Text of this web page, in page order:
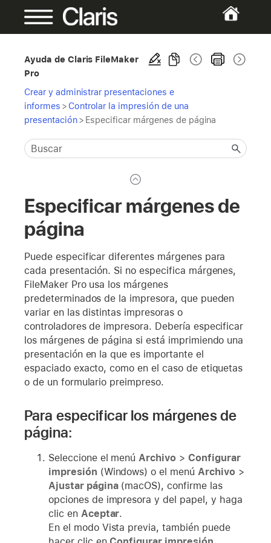
Ayuda de Claris FileMaker
Pro
Crear y administrar presentaciones e
informes > Controlar la impresión de una
presentación > Especificar márgenes de página
Especificar márgenes de
página
Puede especificar diferentes márgenes para
cada presentación. Si no especifica márgenes,
FileMaker Pro usa los márgenes
predeterminados de la impresora, que pueden
variar en las distintas impresoras o
controladores de impresora. Debería especificar
los márgenes de página si está imprimiendo una
presentación en la que es importante el
espaciado exacto, como en el caso de etiquetas
o de un formulario preimpreso.
Para especificar los márgenes de
página:
Seleccione el menúArchivo > Configurar
impresión (Windows) o el menú Archivo>
Ajustar página(macOS), confirme las
opciones de impresora y del papel, y haga
clic en Aceptar.
En el modo Vista previa, también puede